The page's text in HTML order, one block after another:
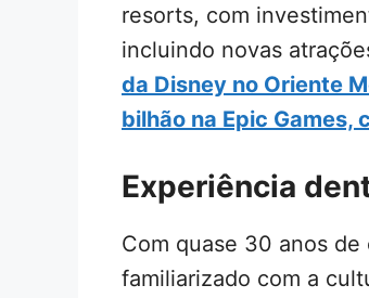
resorts, com
incluindo novas
da Disney no Oriente
bilhão na Epic Games,
Experiência
Com quase 30 anos de
familiarizado com a